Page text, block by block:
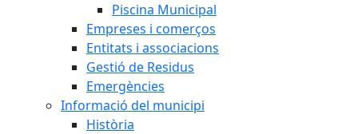
Piscina Municipal
Empreses i comerços
Entitats i associacions
Gestió de Residus
Emergències
Informació del municipi
Història